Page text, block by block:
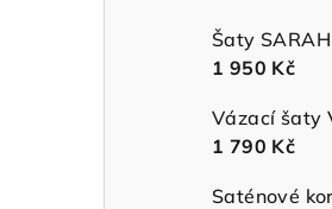
1 950 Kč
1 790 Kč